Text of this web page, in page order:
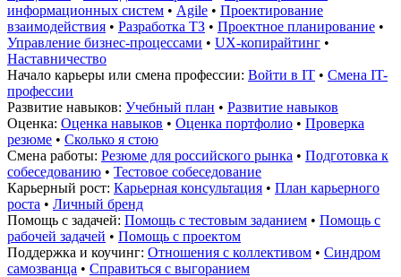
информационных систем • Agile • Проектирование
взаимодействия • Разработка ТЗ • Проектное планирование •
Управление бизнес-процессами • UX-копирайтинг •
Наставничество
Начало карьеры или смена профессии: Войти в IT • Смена IT-
профессии
Развитие навыков: Учебный план • Развитие навыков
Оценка: Оценка навыков • Оценка портфолио • Проверка
резюме • Сколько я стою
Смена работы: Резюме для российского рынка • Подготовка к
собеседованию • Тестовое собеседование
Карьерный рост: Карьерная консультация • План карьерного
роста • Личный бренд
Помощь с задачей: Помощь с тестовым заданием • Помощь с
рабочей задачей • Помощь с проектом
Поддержка и коучинг: Отношения с коллективом • Синдром
самозванца • Справиться с выгоранием